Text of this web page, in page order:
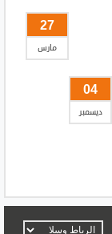
27
مارس
04
ديسمبر